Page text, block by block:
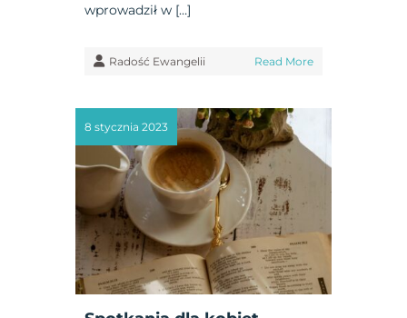
wprowadził w […]
Radość Ewangelii Read More
8 stycznia 2023